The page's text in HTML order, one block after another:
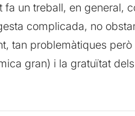
un treball, en general,
complicada, no
tan problemàtiques però
gran) i la gratuïtat dels